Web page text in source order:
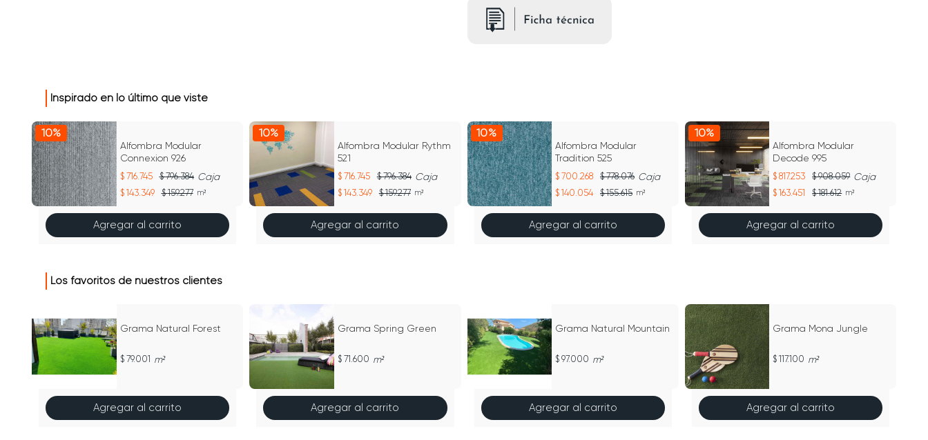
Inspirado en lo último que viste
10%
Alfombra Modular
Connexion 926
716.745 796.384 Caja
143.349 159.277 m²
Agregar al carrito
10%
Alfombra Modular Rythm
521
716.745 796.384 Caja
143.349 159.277 m²
Agregar al carrito
10%
Alfombra Modular
Tradition 525
700.268 778.076 Caja
140.054 155.615 m²
Agregar al carrito
10%
Alfombra Modular
Decode 995
817.253 908.059 Caja
163.451 181.612 m²
Agregar al carrito
Los favoritos de nuestros clientes
Grama Natural Forest
79.001 m²
Agregar al carrito
Grama Spring Green
71.600 m²
Agregar al carrito
Grama Natural Mountain
97.000 m²
Agregar al carrito
Grama Mona Jungle
117.100 m²
Agregar al carrito